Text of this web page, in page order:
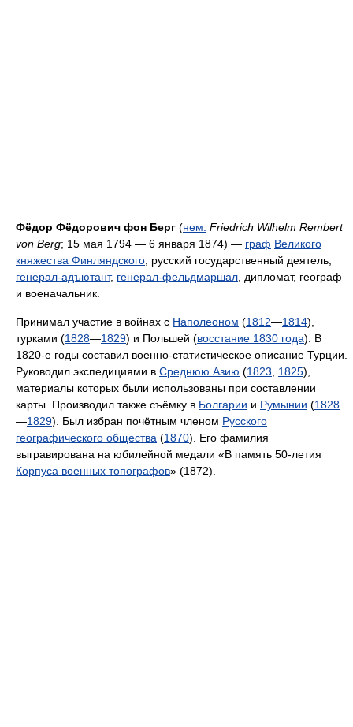
Фёдор Фёдорович фон Берг (нем. Friedrich Wilhelm Rembert
von Berg; 15 мая 1794 — 6 января 1874) — граф Великого
княжества Финляндского , русский государственный деятель,
генерал-адъютант, генерал-фельдмаршал , дипломат, географ
и военачальник.
Принимал участие в войнах с Наполеоном (1812—1814),
турками (1828—1829) и Польшей (восстание 1830 года). В
1820-е годы составил военно-статистическое описание Турции.
Руководил экспедициями в Среднюю Азию (1823 1825),
материалы которых были использованы при составлении
карты. Производил также съёмку в Болгарии и Румынии (1828
—1829). Был избран почётным членом Русского
географического общества (1870). Его фамилия
выгравирована на юбилейной медали «В память 50-летия
Корпуса военных топографов» (1872).